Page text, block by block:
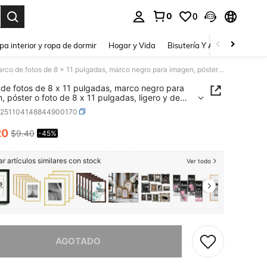
0 0
interior y ropa de dormir Hogar y Vida Bisutería Y Accesorios
Marco de fotos de 8 x 11 pulgadas, marco negro para imagen, póster o foto de 8 x 11 pulgadas, ligero y de alta transparencia, 1 paquete/negro/8"X11"
fotos de 8 x 11 pulgadas, marco negro para
póster o foto de 8 x 11 pulgadas, ligero y de
1 paquete/negro/8"X11"
AND AVAILABILITY
$9.40 -45%
artículos similares con stock Ver todo
AGOTADO
este producto está agotado.